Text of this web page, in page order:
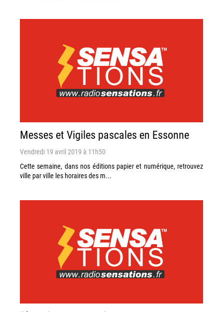
Messes et Vigiles pascales en Essonne
Vendredi 19 avril 2019 à 11h50
Cette semaine, dans nos éditions papier et numérique, retrouvez
ville par ville les horaires des m...